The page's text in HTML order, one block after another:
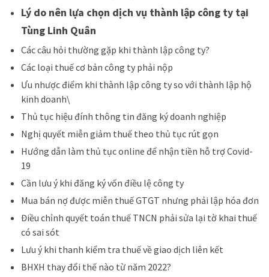
Lý do nên lựa chọn dịch vụ thành lập công ty tại
Tùng Linh Quân
Các câu hỏi thường gặp khi thành lập công ty?
Các loại thuế cơ bản công ty phải nộp
Ưu nhược điểm khi thành lập công ty so với thành lập hộ
kinh doanh\
Thủ tục hiệu đính thông tin đăng ký doanh nghiệp
Nghị quyết miễn giảm thuế theo thủ tục rút gọn
Hướng dẫn làm thủ tục online để nhận tiền hỗ trợ Covid-
19
Cần lưu ý khi đăng ký vốn điều lệ công ty
Mua bán nợ được miễn thuế GTGT nhưng phải lập hóa đơn
Điều chỉnh quyết toán thuế TNCN phải sửa lại tờ khai thuế
có sai sót
Lưu ý khi thanh kiểm tra thuế về giao dịch liên kết
BHXH thay đổi thế nào từ năm 2022?